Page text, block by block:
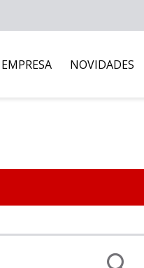
EMPRESA NOVIDADES